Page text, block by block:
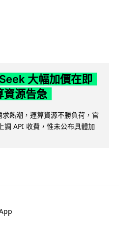
大幅加價在即
資源告急
熱潮，運算資源不勝負荷，官
調 API 收費，惟未公布具體加